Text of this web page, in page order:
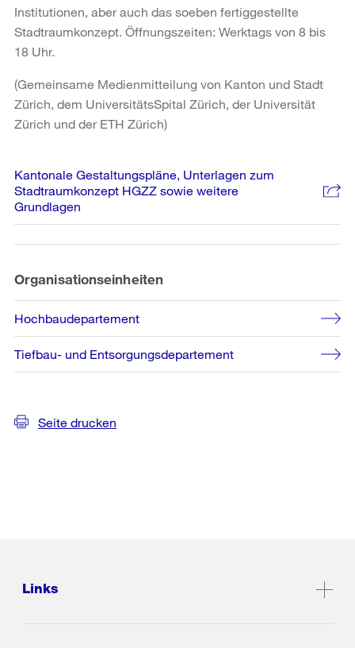
Institutionen, aber auch das soeben fertiggestellte
Stadtraumkonzept. Öffnungszeiten: Werktags von 8 bis
18 Uhr.
(Gemeinsame Medienmitteilung von Kanton und Stadt
Zürich, dem UniversitätsSpital Zürich, der Universität
Zürich und der ETH Zürich)
Weitere
Informationen
Kantonale Gestaltungspläne, Unterlagen zum
Stadtraumkonzept HGZZ sowie weitere
Grundlagen
Organisationseinheiten
Hochbaudepartement
Tiefbau- und Entsorgungsdepartement
Seite drucken
Links